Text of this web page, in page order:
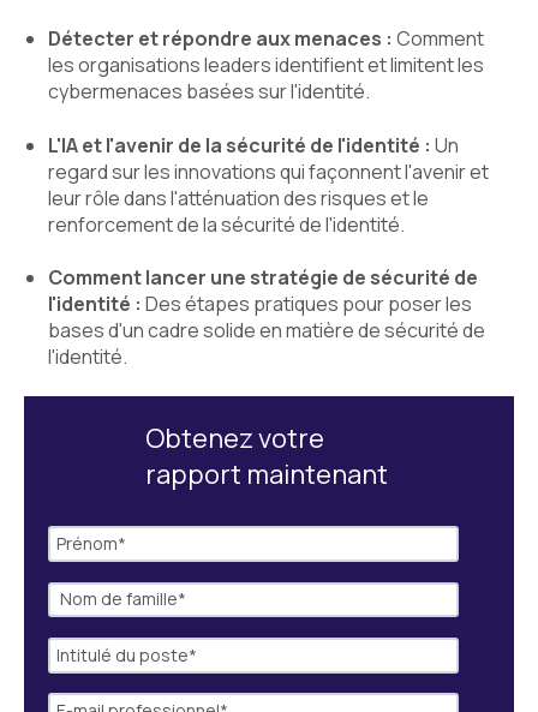
Détecter et répondre aux menaces : Comment
les organisations leaders identifient et limitent les
cybermenaces basées sur l'identité.
L'IA et l'avenir de la sécurité de l'identité : Un
regard sur les innovations qui façonnent l'avenir et
leur rôle dans l'atténuation des risques et le
renforcement de la sécurité de l'identité.
Comment lancer une stratégie de sécurité de
l'identité : Des étapes pratiques pour poser les
bases d'un cadre solide en matière de sécurité de
l'identité.
Obtenez votre
rapport maintenant